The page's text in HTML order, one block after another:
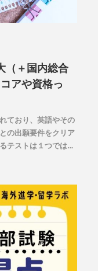
（＋国内総合
アや資格っ
ており、英語やその
の出願要件をクリア
テストは１つではな
ます。海外大・国内
試で必要なテストに